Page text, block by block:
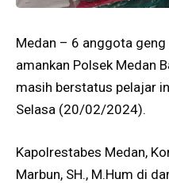
Medan – 6 anggota
amankan Polsek Medan
masih berstatus pelajar
Selasa (20/02/2024).
Kapolrestabes Medan,
Marbun, SH., M.Hum di